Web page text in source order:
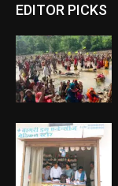
EDITOR PICKS